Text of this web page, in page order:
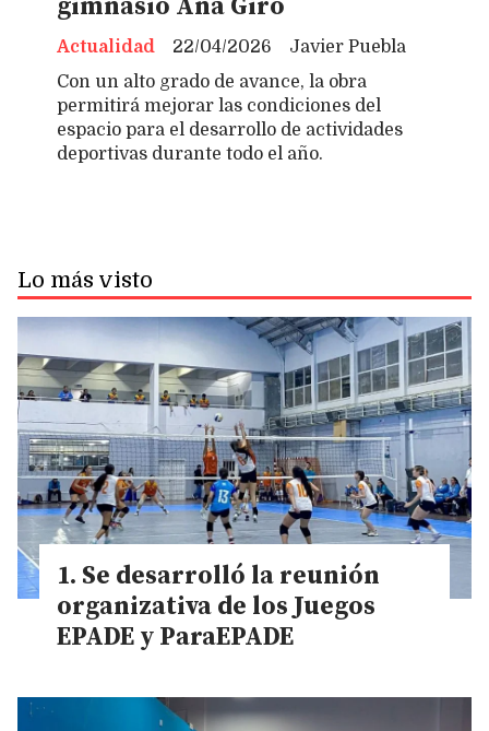
gimnasio Ana Giró
Javier Puebla
Actualidad
22/04/2026
Con un alto grado de avance, la obra
permitirá mejorar las condiciones del
espacio para el desarrollo de actividades
deportivas durante todo el año.
Lo más visto
Se desarrolló la reunión
organizativa de los Juegos
EPADE y ParaEPADE